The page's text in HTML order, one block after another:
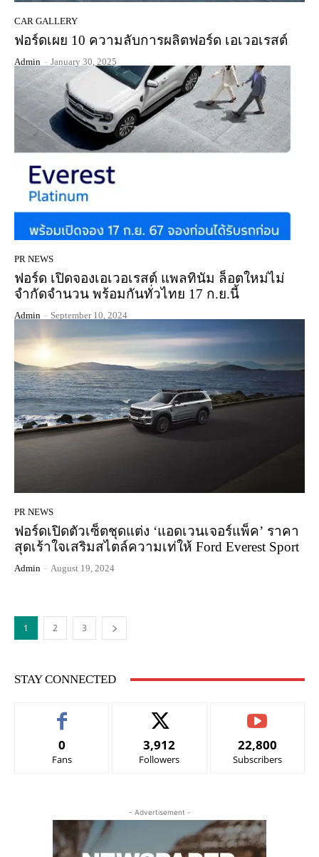
CAR GALLERY
ฟอร์ดเผย 10 ความลับการผลิตฟอร์ด เอเวอเรสต์
Admin - January 30, 2025
PR NEWS
ฟอร์ด เปิดจองเอเวอเรสต์ แพลทินัม ล็อตใหม่ไม่
จำกัดจำนวน พร้อมกันทั่วไทย 17 ก.ย.นี้
Admin - September 10, 2024
PR NEWS
ฟอร์ดเปิดตัวเซ็ตชุดแต่ง ‘แอดเวนเจอร์แพ็ค’ ราคา
สุดเร้าใจเสริมสไตล์ความเท่ให้ Ford Everest Sport
Admin - August 19, 2024
1 2 3
STAY CONNECTED
0
Fans
3,912
Followers
22,800
Subscribers
- Advertisement -